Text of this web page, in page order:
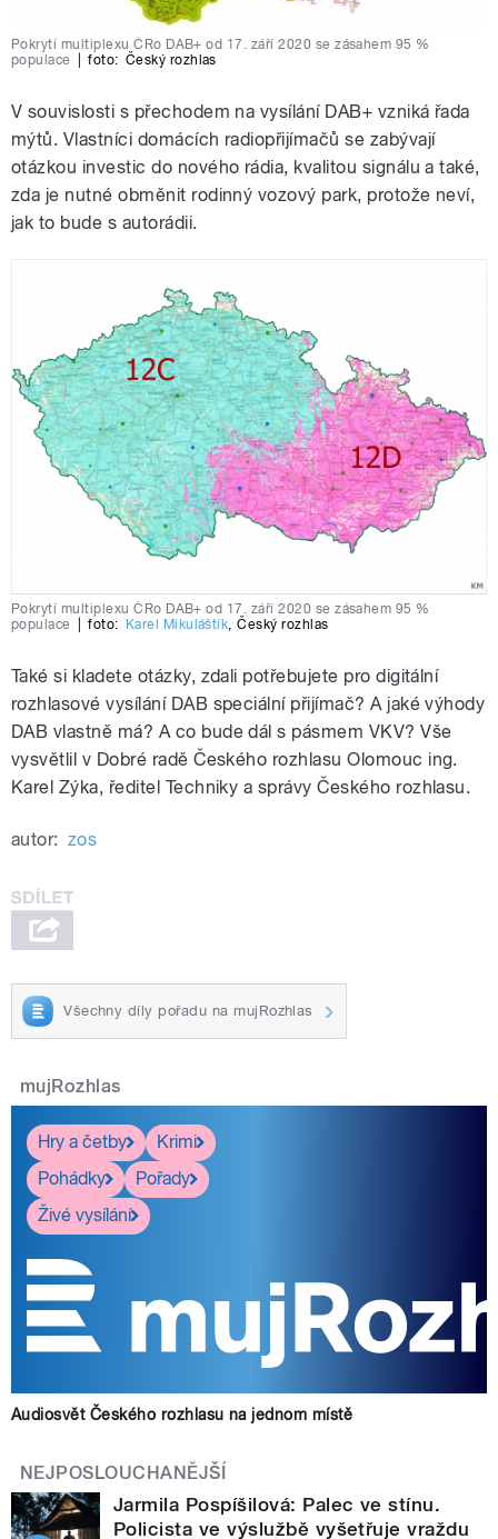
Pokrytí multiplexu ČRo DAB+ od 17. září 2020 se zásahem 95 %
populace
foto: Český rozhlas
V souvislosti s přechodem na vysílání DAB+ vzniká řada
mýtů. Vlastníci domácích radiopřijímačů se zabývají
otázkou investic do nového rádia, kvalitou signálu a také,
zda je nutné obměnit rodinný vozový park, protože neví,
jak to bude s autorádii.
Pokrytí multiplexu ČRo DAB+ od 17. září 2020 se zásahem 95 %
populace
foto: Karel Mikuláštík,Český rozhlas
Také si kladete otázky, zdali potřebujete pro digitální
rozhlasové vysílání DAB speciální přijímač? A jaké výhody
DAB vlastně má? A co bude dál s pásmem VKV? Vše
vysvětlil v Dobré radě Českého rozhlasu Olomouc ing.
Karel Zýka, ředitel Techniky a správy Českého rozhlasu.
autor: zos
Všechny díly pořadu na mujRozhlas
mujRozhlas
Hry a četby
Krimi
Pohádky
Pořady
Živé vysílání
Audiosvět Českého rozhlasu na jednom místě
NEJPOSLOUCHANĚJŠÍ
Jarmila Pospíšilová: Palec ve stínu.
Policista ve výslužbě vyšetřuje vraždu